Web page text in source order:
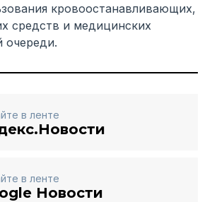
кровоостанавливающих,
средств и медицинских
очереди.
в ленте
в ленте
Новости